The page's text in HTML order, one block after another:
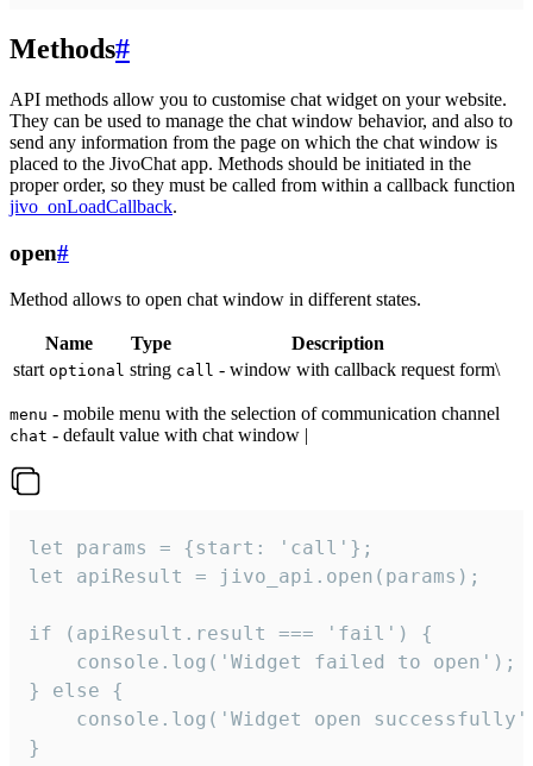
Methods#
API methods allow you to customise chat widget on your website.
They can be used to manage the chat window behavior, and also to
send any information from the page on which the chat window is
placed to the JivoChat app. Methods should be initiated in the
proper order, so they must be called from within a callback function
jivo_onLoadCallback.
open#
Method allows to open chat window in different states.
Name Type
Description
start optional string call - window with callback request form\
menu - mobile menu with the selection of communication channel
chat - default value with chat window |
let params = {start: 'call'};
let apiResult = jivo_api.open(params);
if (apiResult.result === 'fail') {
    console.log('Widget failed to open');
} else {
console.log('Widget open
}